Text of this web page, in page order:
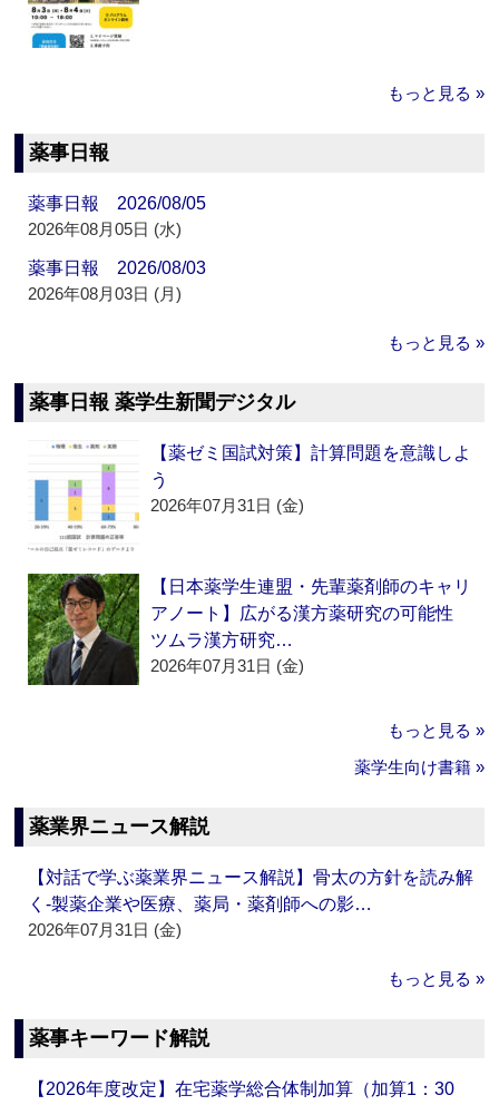
もっと見る »
薬事日報
薬事日報 2026/08/05
2026年08月05日 (水)
薬事日報 2026/08/03
2026年08月03日 (月)
もっと見る »
薬事日報 薬学生新聞デジタル
【薬ゼミ国試対策】計算問題を意識しよ
う
2026年07月31日 (金)
【日本薬学生連盟・先輩薬剤師のキャリ
アノート】広がる漢方薬研究の可能性
ツムラ漢方研究…
2026年07月31日 (金)
もっと見る »
薬学生向け書籍 »
薬業界ニュース解説
【対話で学ぶ薬業界ニュース解説】骨太の方針を読み解
く‐製薬企業や医療、薬局・薬剤師への影…
2026年07月31日 (金)
もっと見る »
薬事キーワード解説
【2026年度改定】在宅薬学総合体制加算（加算1：30